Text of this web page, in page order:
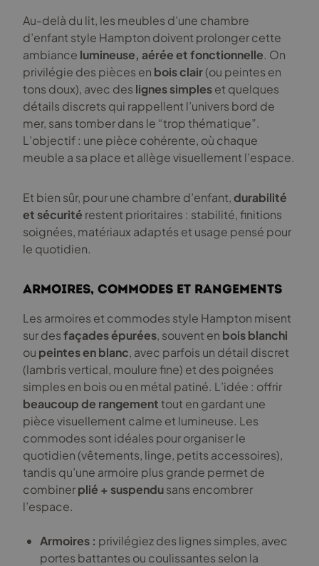
Au-delà du lit, les meubles d’une chambre
d’enfant style Hampton doivent prolonger cette
ambiance lumineuse, aérée et fonctionnelle. On
privilégie des pièces en bois clair(ou peintes en
tons doux), avec des lignes simpleset quelques
détails discrets qui rappellent l’univers bord de
mer, sans tomber dans le “trop thématique”.
L’objectif : une pièce cohérente, où chaque
meuble a sa place et allège visuellement l’espace.
Et bien sûr, pour une chambre d’enfant,durabilité
et sécurité restent prioritaires : stabilité, finitions
soignées, matériaux adaptés et usage pensé pour
le quotidien.
Armoires, commodes et rangements
Les armoires et commodes style Hampton misent
sur desfaçades épurées, souvent en bois blanchi
ou peintes en blanc, avec parfois un détail discret
(lambris vertical, moulure fine) et des poignées
simples en bois ou en métal patiné. L’idée : offrir
beaucoup de rangementtout en gardant une
pièce visuellement calme et lumineuse. Les
commodes sont idéales pour organiser le
quotidien (vêtements, linge, petits accessoires),
tandis qu’une armoire plus grande permet de
combinerplié + suspendusans encombrer
l’espace.
Armoires : privilégiez des lignes simples, avec
portes battantes ou coulissantes selon la